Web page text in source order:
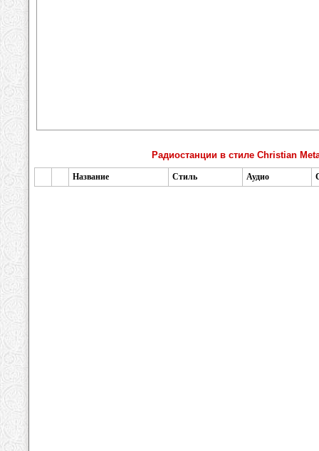
Радиостанции в стиле Christian
Название Стиль Аудио